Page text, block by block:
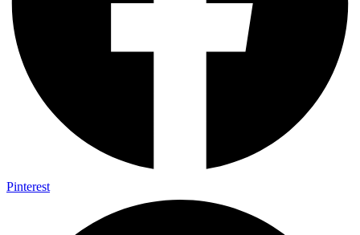
Pinterest